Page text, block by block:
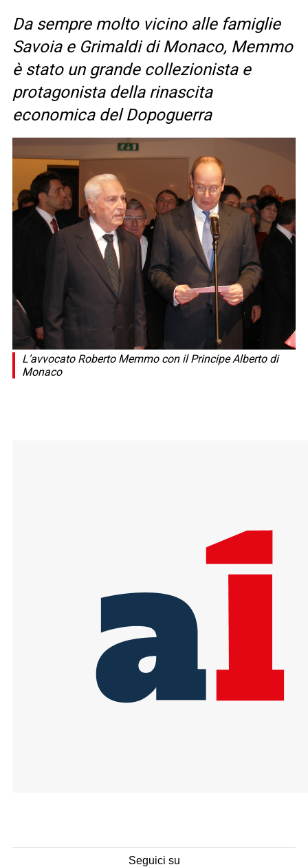
Da sempre molto vicino alle famiglie
Savoia e Grimaldi di Monaco, Memmo
è stato un grande collezionista e
protagonista della rinascita
economica del Dopoguerra
L’avvocato Roberto Memmo con il Principe Alberto di
Monaco
Seguici su